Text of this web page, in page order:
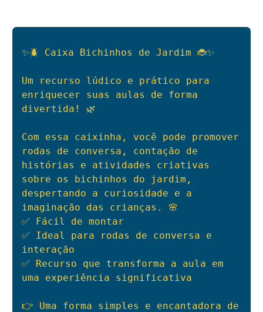
✨🪲 Caixa Bichinhos de Jardim 🐞✨
Um recurso lúdico e prático para
enriquecer suas aulas de forma
divertida! 🌿
Com essa caixinha, você pode promover
rodas de conversa, contação de
histórias e atividades criativas
sobre os bichinhos do jardim,
despertando a curiosidade e a
imaginação das crianças. 🌸
✅ Fácil de montar
✅ Ideal para rodas de conversa e
interação
✅ Recurso que transforma a aula em
uma experiência significativa
👉 Uma forma simples e encantadora de